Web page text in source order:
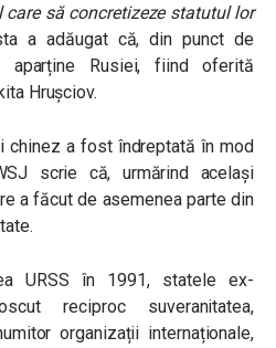
să concretizeze statutul lor
a adăugat că, din punct de
aparține Rusiei, fiind oferită
Hrușciov.
chinez a fost îndreptată în mod
scrie că, urmărind același
a făcut de asemenea parte din
URSS în 1991, statele ex-
reciproc suveranitatea,
organizații internaționale,